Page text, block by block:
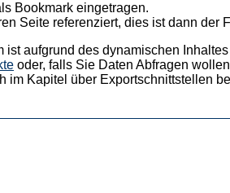
Bookmark eingetragen.
Seite referenziert, dies ist dann der
ist aufgrund des dynamischen
oder, falls Sie Daten Abfragen
im Kapitel über Exportschnittstellen